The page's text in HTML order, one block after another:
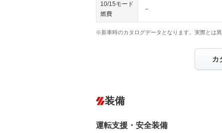
10/15モード
燃費
－
※新車時のカタログデータとなります。実際とは
カ
装備
運転支援・安全装備